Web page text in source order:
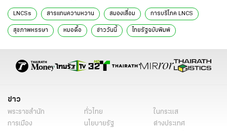
LNCSs สารแทนความหวาน สมองเสื่อม การบริโภค LNCS
สุขภาพหรรษา หมอดื้อ ข่าววันนี้ ไทยรัฐฉบับพิมพ์
ข่าว
พระราชสำนัก ทั่วไทย
ในกระแส
การเมือง
นโยบายรัฐ
ต่างประเทศ